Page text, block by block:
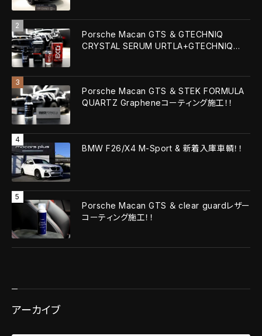
Porsche Macan GTS ＆ GTECHNIQ
CRYSTAL SERUM URTLA+GTECHNIQ
Porsche Macan GTS ＆ STEK FORMULA
QUARTZ Grapheneコーティング施工！！
BMW F26/X4 M-Sport & 新着入庫車輌！！
Porsche Macan GTS ＆ clear guardレザー
コーティング施工！！
アーカイブ